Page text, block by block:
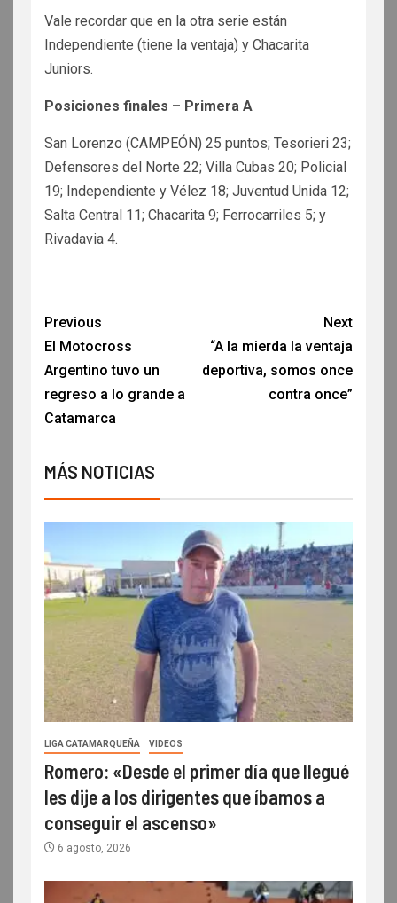
Vale recordar que en la otra serie están
Independiente (tiene la ventaja) y Chacarita
Juniors.
Posiciones finales – Primera A
San Lorenzo (CAMPEÓN) 25 puntos; Tesorieri 23;
Defensores del Norte 22; Villa Cubas 20; Policial
19; Independiente y Vélez 18; Juventud Unida 12;
Salta Central 11; Chacarita 9; Ferrocarriles 5; y
Rivadavia 4.
Previous
El Motocross
Argentino tuvo un
regreso a lo grande a
Catamarca
Next
“A la mierda la ventaja
deportiva, somos once
contra once”
MÁS NOTICIAS
LIGA CATAMARQUEÑA VIDEOS
Romero: «Desde el primer día que llegué
les dije a los dirigentes que íbamos a
conseguir el ascenso»
6 agosto, 2026